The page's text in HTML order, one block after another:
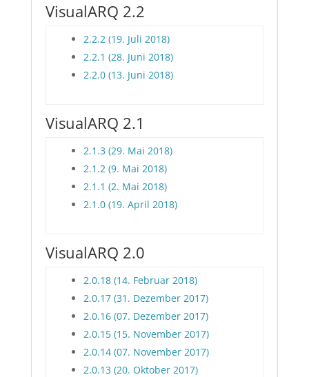
VisualARQ 2.2
2.2.2 (19. Juli 2018)
2.2.1 (28. Juni 2018)
2.2.0 (13. Juni 2018)
VisualARQ 2.1
2.1.3 (29. Mai 2018)
2.1.2 (9. Mai 2018)
2.1.1 (2. Mai 2018)
2.1.0 (19. April 2018)
VisualARQ 2.0
2.0.18 (14. Februar 2018)
2.0.17 (31. Dezember 2017)
2.0.16 (07. Dezember 2017)
2.0.15 (15. November 2017)
2.0.14 (07. November 2017)
2.0.13 (20. Oktober 2017)